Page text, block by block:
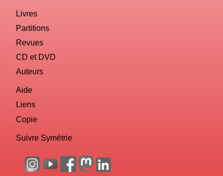
Livres
Partitions
Revues
CD et DVD
Auteurs
Aide
Liens
Copie
Suivre Symétrie